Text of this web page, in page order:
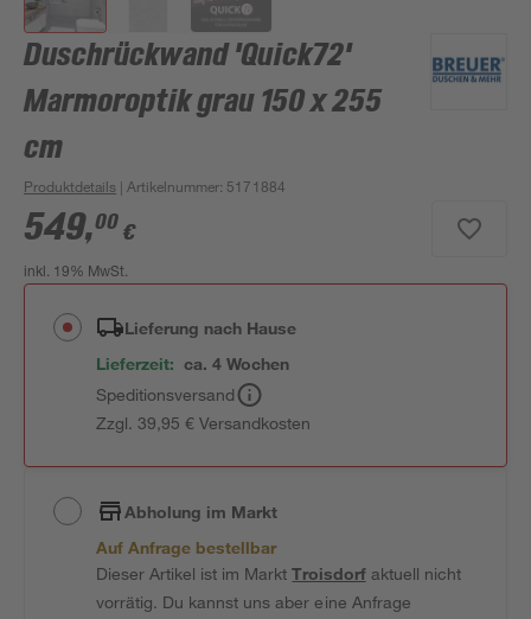
Duschrückwand 'Quick72'
Marmoroptik grau 150 x 255
cm
Produktdetails | Artikelnummer: 5171884
549,00 €
inkl. 19% MwSt.
Lieferung nach Hause
Lieferzeit: ca. 4 Wochen
Speditionsversand
Zzgl. 39,95 € Versandkosten
Abholung im Markt
Auf Anfrage bestellbar
Dieser Artikel ist im MarktTroisdorfaktuell nicht
vorrätig. Du kannst uns aber eine Anfrage